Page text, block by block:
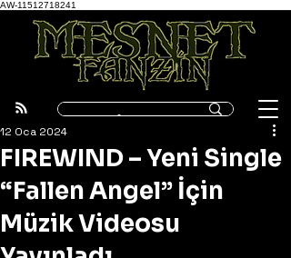
AW-11512718241
FIREWIND – Yeni Single
“Fallen Angel” İçin
Müzik Videosu
12 Oca 2024